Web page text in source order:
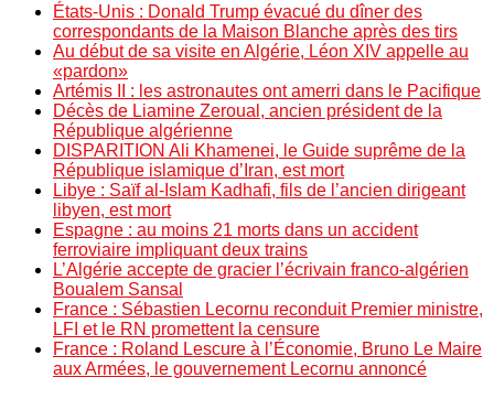
États-Unis : Donald Trump évacué du dîner des
correspondants de la Maison Blanche après des tirs
Au début de sa visite en Algérie, Léon XIV appelle au
«pardon»
Artémis II : les astronautes ont amerri dans le Pacifique
Décès de Liamine Zeroual, ancien président de la
République algérienne
DISPARITION Ali Khamenei, le Guide suprême de la
République islamique d’Iran, est mort
Libye : Saïf al-Islam Kadhafi, fils de l’ancien dirigeant
libyen, est mort
Espagne : au moins 21 morts dans un accident
ferroviaire impliquant deux trains
L’Algérie accepte de gracier l’écrivain franco-algérien
Boualem Sansal
France : Sébastien Lecornu reconduit Premier ministre,
LFI et le RN promettent la censure
France : Roland Lescure à l’Économie, Bruno Le Maire
aux Armées, le gouvernement Lecornu annoncé